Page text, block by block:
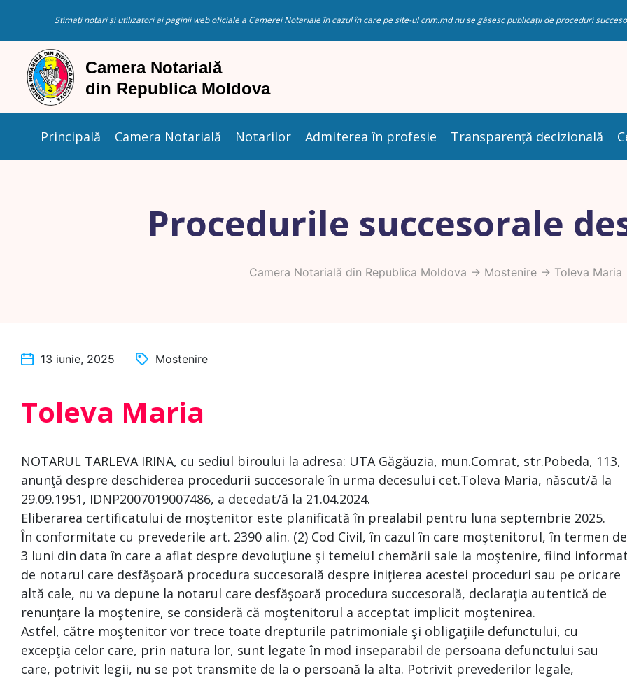
Stimați notari și utilizatori ai paginii web oficiale a Camerei Notariale în cazul în care pe site-ul cnm.md nu se găsesc publicații de proceduri
Principală Camera Notarială Notarilor Admiterea în profesie Transparență decizională
Procedurile succesorale
Camera Notarială din Republica Moldova -> Mostenire-> Toleva Maria
13 iunie, 2025 Mostenire
Toleva Maria
NOTARUL TARLEVA IRINA, cu sediul biroului la adresa: UTA Găgăuzia, mun.Comrat, str.Pobeda, 113,
anunţă despre deschiderea procedurii succesorale în urma decesului cet.Toleva Maria, născut/ă la
29.09.1951, IDNP2007019007486, a decedat/ă la 21.04.2024.
Eliberarea certificatului de moștenitor este planificată în prealabil pentru luna septembrie 2025.
În conformitate cu prevederile art. 2390 alin. (2) Cod Civil, în cazul în care moştenitorul, în termen de
3 luni din data în care a aflat despre devoluţiune şi temeiul chemării sale la moştenire, fiind informat
de notarul care desfăşoară procedura succesorală despre iniţierea acestei proceduri sau pe oricare
altă cale, nu va depune la notarul care desfăşoară procedura succesorală, declaraţia autentică de
renunţare la moştenire, se consideră că moştenitorul a acceptat implicit moştenirea.
Astfel, către moştenitor vor trece toate drepturile patrimoniale şi obligaţiile defunctului, cu
excepţia celor care, prin natura lor, sunt legate în mod inseparabil de persoana defunctului sau
care, potrivit legii, nu se pot transmite de la o persoană la alta. Potrivit prevederilor legale,